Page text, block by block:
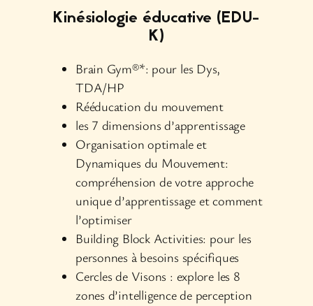
Kinésiologie éducative (EDU-
K)
Brain Gym®*: pour les Dys,
TDA/HP
Rééducation du mouvement
les 7 dimensions d’apprentissage
Organisation optimale et
Dynamiques du Mouvement:
compréhension de votre approche
unique d’apprentissage et comment
l’optimiser
Building Block Activities: pour les
personnes à besoins spécifiques
Cercles de Visons : explore les 8
zones d’intelligence de perception